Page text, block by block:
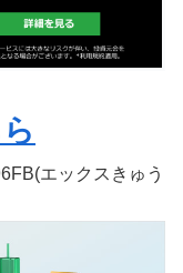
エックスきゅう